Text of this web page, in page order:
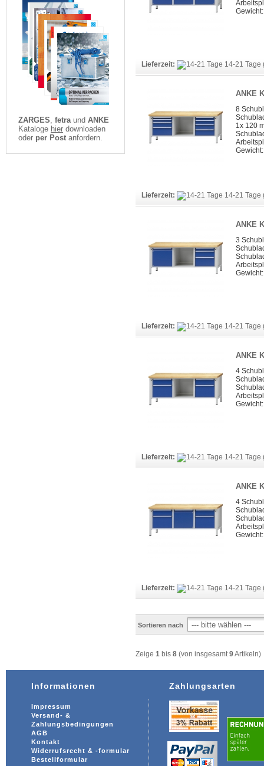
Lieferzeit: 14-21 Tage
ANKE
8
1x 120
Lieferzeit: 14-21 Tage
ANKE
3
Lieferzeit: 14-21 Tage
ANKE
4
Lieferzeit: 14-21 Tage
ANKE
4
Lieferzeit: 14-21 Tage
Sortieren nach
Zeige 1 bis 8 (von insgesamt9Artikeln)
ZARGES, fetraund ANKE
Kataloge hier downloaden
oder per Post anfordern.
Informationen
Impressum
Versand- &
Zahlungsbedingungen
AGB
Kontakt
Widerrufsrecht & -formular
Bestellformular
Zahlungsarten